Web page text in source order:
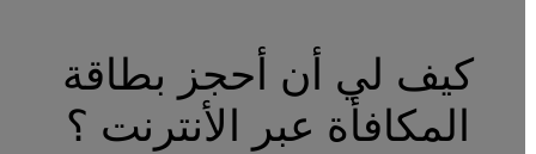
كيف لي أن أحجز بطاقة
المكافأة عبر الأنترنت ؟